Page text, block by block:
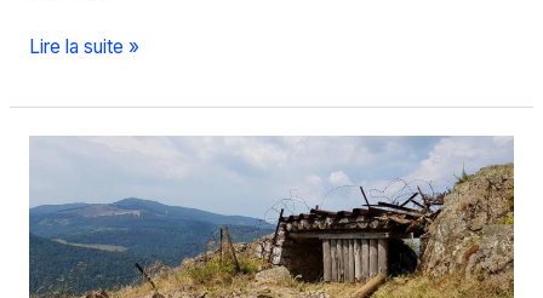
Recueillement
l’ossuaire
de
Lire la suite »